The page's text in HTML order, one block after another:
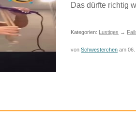
Das dürfte richtig
Kategorien: Lustiges →
von Schwesterchen am